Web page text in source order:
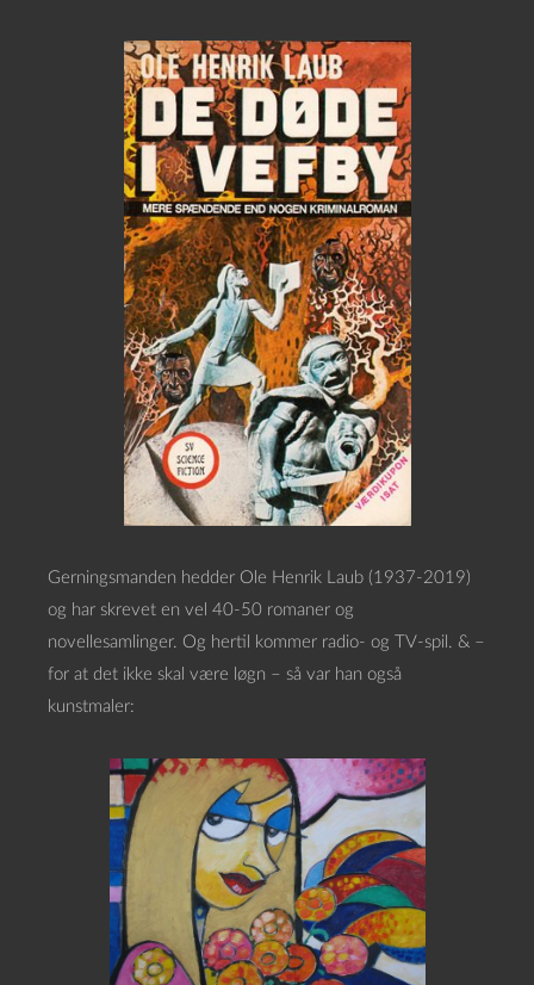
Gerningsmanden hedder Ole Henrik Laub (1937-2019)
og har skrevet en vel 40-50 romaner og
novellesamlinger. Og hertil kommer radio- og TV-spil. & –
for at det ikke skal være løgn – så var han også
kunstmaler: